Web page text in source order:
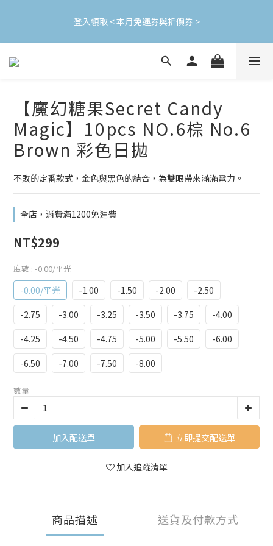
使用
登入領取 < 本月免運券與折價券 >
加入會員立即領$200購物金(效期30天) | 可與LINE新好友$50疊加
【魔幻糖果Secret Candy
Magic】10pcs NO.6棕 No.6
Brown 彩色日拋
不敗的定番款式，金色與黑色的結合，為雙眼帶來滿滿電力。
全店，消費滿1200免運費
NT$299
度數 : -0.00/平光
-0.00/平光 -1.00 -1.50 -2.00
-2.50
-2.75
-3.00 -3.25 -3.50 -3.75
-4.00
-4.25
-4.50 -4.75 -5.00 -5.50
-6.00
-6.50
-7.00 -7.50 -8.00
數量
加入購物車 立即購買
加入追蹤清單
商品描述 送貨及付款方式